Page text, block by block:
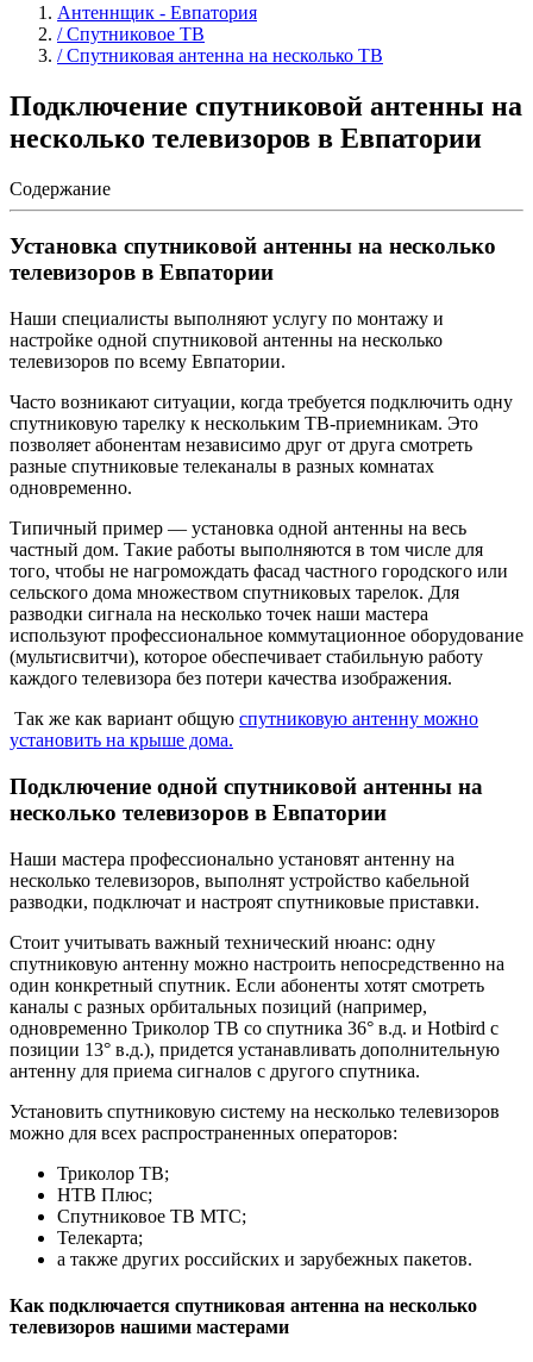
Антеннщик - Евпатория
/ Спутниковое ТВ
/ Спутниковая антенна на несколько ТВ
Подключение спутниковой антенны на
несколько телевизоров в Евпатории
Содержание
Установка спутниковой антенны на несколько
телевизоров в Евпатории
Наши специалисты выполняют услугу по монтажу и
настройке одной спутниковой антенны на несколько
телевизоров по всему Евпатории.
Часто возникают ситуации, когда требуется подключить одну
спутниковую тарелку к нескольким ТВ-приемникам. Это
позволяет абонентам независимо друг от друга смотреть
разные спутниковые телеканалы в разных комнатах
одновременно.
Типичный пример — установка одной антенны на весь
частный дом. Такие работы выполняются в том числе для
того, чтобы не нагромождать фасад частного городского или
сельского дома множеством спутниковых тарелок. Для
разводки сигнала на несколько точек наши мастера
используют профессиональное коммутационное оборудование
(мультисвитчи), которое обеспечивает стабильную работу
каждого телевизора без потери качества изображения.
Так же как вариант общую спутниковую антенну можно
установить на крыше дома.
Подключение одной спутниковой антенны на
несколько телевизоров в Евпатории
Наши мастера профессионально установят антенну на
несколько телевизоров, выполнят устройство кабельной
разводки, подключат и настроят спутниковые приставки.
Стоит учитывать важный технический нюанс: одну
спутниковую антенну можно настроить непосредственно на
один конкретный спутник. Если абоненты хотят смотреть
каналы с разных орбитальных позиций (например,
одновременно Триколор ТВ со спутника 36° в.д. и Hotbird с
позиции 13° в.д.), придется устанавливать дополнительную
антенну для приема сигналов с другого спутника.
Установить спутниковую систему на несколько телевизоров
можно для всех распространенных операторов:
Триколор ТВ;
НТВ Плюс;
Спутниковое ТВ МТС;
Телекарта;
а также других российских и зарубежных пакетов.
Как подключается спутниковая антенна на несколько
телевизоров нашими мастерами